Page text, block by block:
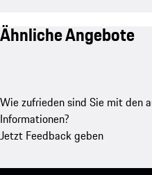
Ähnliche Angebote
Wie zufrieden sind Sie mit den
Informationen?
Jetzt Feedback geben